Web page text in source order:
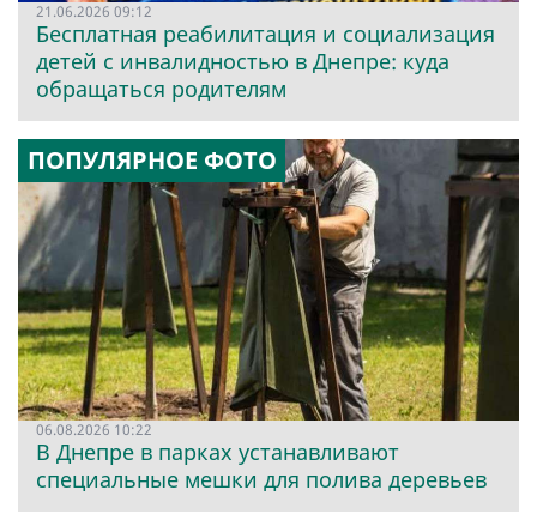
21.06.2026 09:12
Бесплатная реабилитация и социализация
детей с инвалидностью в Днепре: куда
обращаться родителям
ПОПУЛЯРНОЕ ФОТО
06.08.2026 10:22
В Днепре в парках устанавливают
специальные мешки для полива деревьев